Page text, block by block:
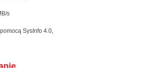
s
SysInfo 4.0,